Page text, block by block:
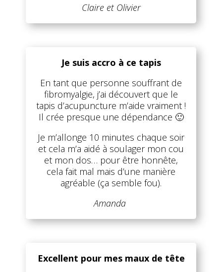
Claire et Olivier
Je suis accro à ce tapis
En tant que personne souffrant de
fibromyalgie, j’ai découvert que le
tapis d’acupuncture m’aide vraiment !
Il crée presque une dépendance 🙂
Je m’allonge 10 minutes chaque soir
et cela m’a aidé à soulager mon cou
et mon dos… pour être honnête,
cela fait mal mais d’une manière
agréable (ça semble fou).
Amanda
Excellent pour mes maux de tête